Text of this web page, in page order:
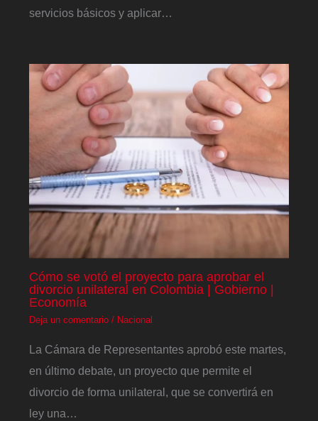
servicios básicos y aplicar…
Cómo se votó el proyecto para aprobar el
divorcio unilateral en Colombia | Gobierno |
Economía
Deja un comentario / Nacional
La Cámara de Representantes aprobó este martes,
en último debate, un proyecto que permite el
divorcio de forma unilateral, que se convertirá en
ley una…